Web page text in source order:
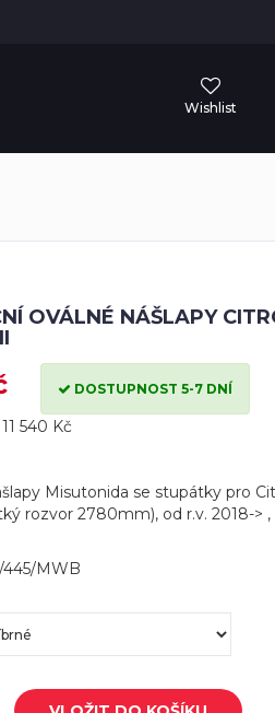
Wishlist
OVÁLNÉ NÁŠLAPY
DOSTUPNOST 5-7 DNÍ
540 Kč
Misutonida se stupátky pro
rozvor 2780mm), od r.v. 2018->
445/MWB